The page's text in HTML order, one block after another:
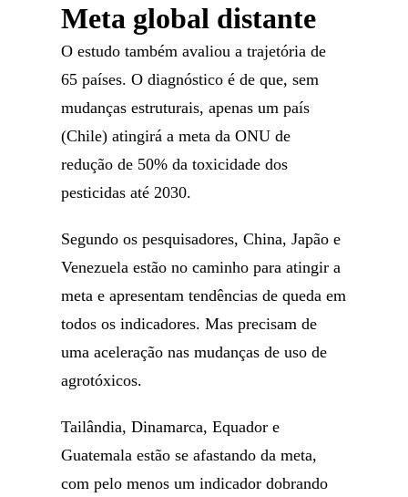
Meta global distante
O estudo também avaliou a trajetória de
65 países. O diagnóstico é de que, sem
mudanças estruturais, apenas um país
(Chile) atingirá a meta da ONU de
redução de 50% da toxicidade dos
pesticidas até 2030.
Segundo os pesquisadores, China, Japão e
Venezuela estão no caminho para atingir a
meta e apresentam tendências de queda em
todos os indicadores. Mas precisam de
uma aceleração nas mudanças de uso de
agrotóxicos.
Tailândia, Dinamarca, Equador e
Guatemala estão se afastando da meta,
com pelo menos um indicador dobrando